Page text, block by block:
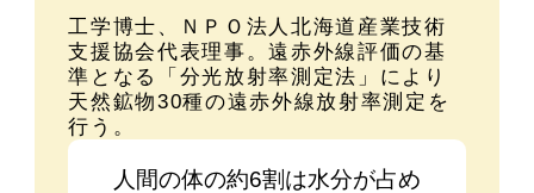
工学博士、ＮＰＯ法人北海道産業技術
支援協会代表理事。遠赤外線評価の基
準となる「分光放射率測定法」により
天然鉱物30種の遠赤外線放射率測定を
行う。
人間の体の約6割は水分が占め